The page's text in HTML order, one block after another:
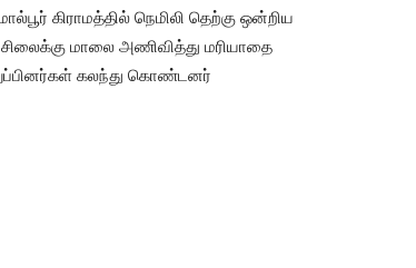
கிராமத்தில் நெமிலி தெற்கு ஒன்றிய
மாலை அணிவித்து மரியாதை
கலந்து கொண்டனர்